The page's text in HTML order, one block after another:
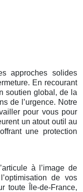
approches solides
En recourant
soutien global, de la
de l’urgence. Notre
pour vous pour
un atout outil au
une protection
à l’image de
de vos
toute Île-de-France,